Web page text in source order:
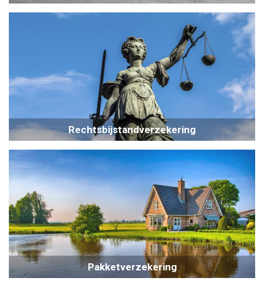
Rechtsbijstandverzekering
Pakketverzekering